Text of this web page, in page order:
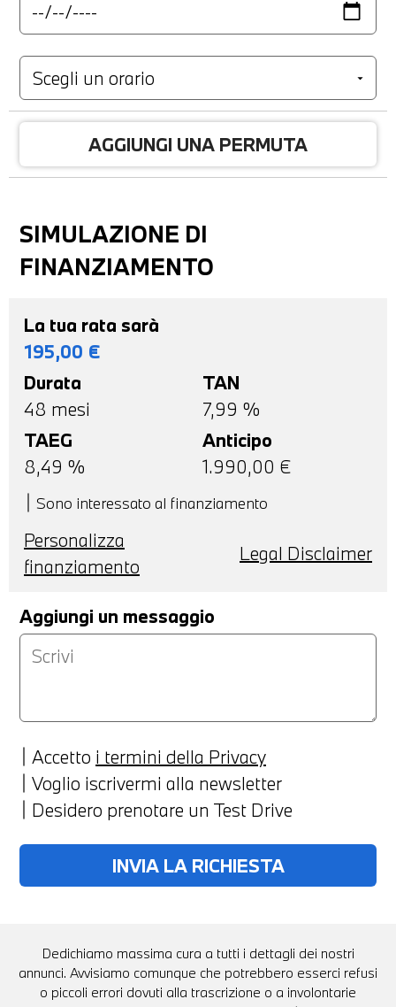
AGGIUNGI UNA PERMUTA
SIMULAZIONE DI
FINANZIAMENTO
La tua rata sarà
195,00 €
Durata
48 mesi
TAN
7,99 %
TAEG
8,49 %
Anticipo
1.990,00 €
Sono interessato al finanziamento
Personalizza
finanziamento
Legal Disclaimer
Aggiungi un messaggio
Accetto i termini della Privacy
Voglio iscrivermi alla newsletter
Desidero prenotare un Test Drive
Dedichiamo massima cura a tutti i dettagli dei nostri
annunci. Avvisiamo comunque che potrebbero esserci refusi
o piccoli errori dovuti alla trascrizione o a involontarie